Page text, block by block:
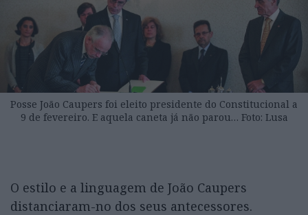
Posse João Caupers foi eleito presidente do Constitucional a
9 de fevereiro. E aquela caneta já não parou… Foto: Lusa
O estilo e a linguagem de João Caupers
distanciaram-no dos seus antecessores.